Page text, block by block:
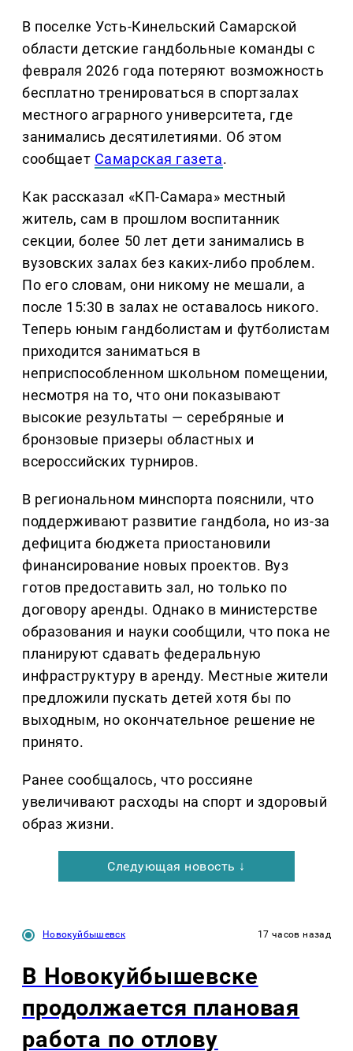
В поселке Усть-Кинельский Самарской
области детские гандбольные команды с
февраля 2026 года потеряют возможность
бесплатно тренироваться в спортзалах
местного аграрного университета, где
занимались десятилетиями. Об этом
сообщает Самарская газета.
Как рассказал «КП-Самара» местный
житель, сам в прошлом воспитанник
секции, более 50 лет дети занимались в
вузовских залах без каких-либо проблем.
По его словам, они никому не мешали, а
после 15:30 в залах не оставалось никого.
Теперь юным гандболистам и футболистам
приходится заниматься в
неприспособленном школьном помещении,
несмотря на то, что они показывают
высокие результаты — серебряные и
бронзовые призеры областных и
всероссийских турниров.
В региональном минспорта пояснили, что
поддерживают развитие гандбола, но из-за
дефицита бюджета приостановили
финансирование новых проектов. Вуз
готов предоставить зал, но только по
договору аренды. Однако в министерстве
образования и науки сообщили, что пока не
планируют сдавать федеральную
инфраструктуру в аренду. Местные жители
предложили пускать детей хотя бы по
выходным, но окончательное решение не
принято.
Ранее сообщалось, что россияне
увеличивают расходы на спорт и здоровый
образ жизни.
Следующая новость ↓
Новокуйбышевск 17 часов назад
В Новокуйбышевске
продолжается плановая
работа по отлову